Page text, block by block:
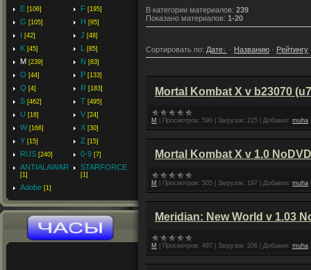
E [106] F [195]
G [105] H [95]
I [42] J [48]
K [45] L [85]
M [239] N [83]
O [44] P [133]
Q [4] R [183]
S [462] T [495]
U [18] V [24]
W [166] X [30]
Y [15] Z [15]
RUS [240] 0-9 [7]
ANTIALAWAR
[1]
STARFORCE
[1]
Adobe [1]
В категории материалов: 239
Показано материалов: 1-20
Сортировать по: Дате · Названию · Рейтингу
Mortal Kombat X v b23070
M Просмотров: 590 Загрузок: 215 Добавил: muha
Mortal Kombat X v 1.0 NoDVD
M Просмотров: 505 Загрузок: 197 Добавил: muha
Meridian: New World v 1.03
M Просмотров: 497 Загрузок: 206 Добавил: muha